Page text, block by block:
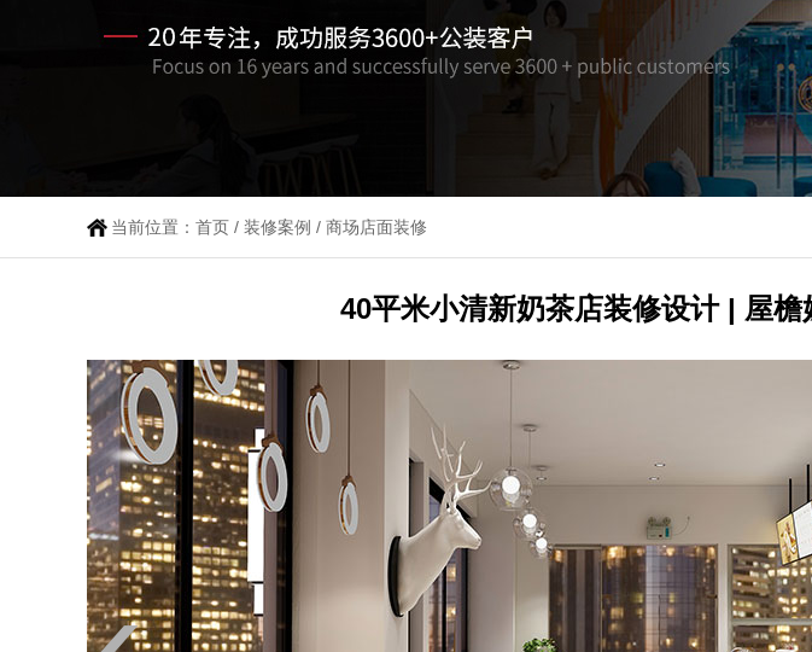
当前位置： 首页 / 装修案例 / 商场店面装修
40平米小清新奶茶店装修设计 | 屋檐